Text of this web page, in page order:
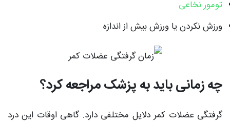
تومور نخاعی
ورزش نکردن یا ورزش بیش از اندازه
چه زمانی باید به پزشک مراجعه کرد؟
گرفتگی عضلات کمر دلایل مختلفی دارد. گاهی اوقات این درد